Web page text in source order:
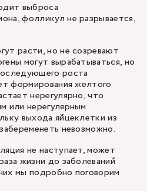
выброса
фолликул не разрывается,
расти, но не созревают
могут вырабатываться, но
роста
формирования желтого
нерегулярно, что
или нерегулярным
выхода яйцеклетки из
невозможно.
не наступает, может
жизни до заболеваний
мы подробно поговорим